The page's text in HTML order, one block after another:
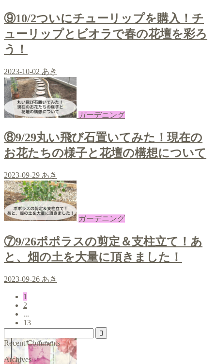
⑨10/2ついにチューリップを購入！チ
ューリップとビオラで春の花壇を彩ろ
う！
2023-10-02 あき
ガーデニング
⑧9/29丸い飛び石置いてみた！現在の
お花たちの様子と花壇の構想について
2023-09-29 あき
ガーデニング
⑦9/26ポポラスの剪定＆支柱立て！あ
と、畑の土を大量に頂きました！
2023-09-26 あき
1
2
...
13
Recent Comments
Archives